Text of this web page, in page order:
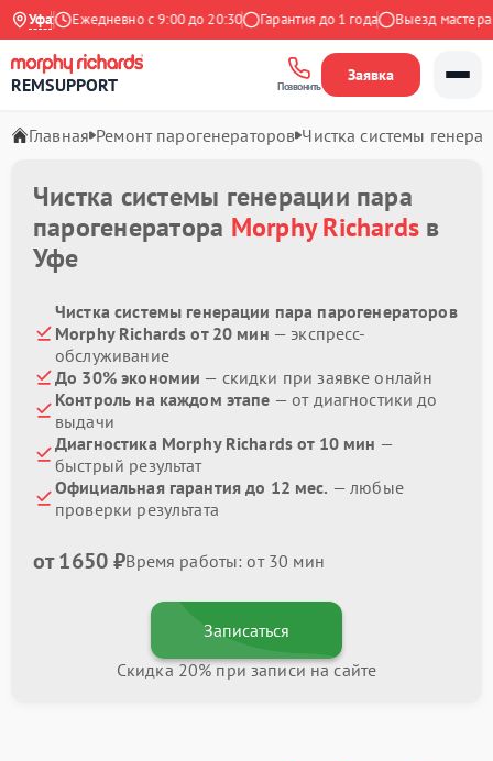
УфаЕжедневно с 9:00 до 20:30 Гарантия до 1 года Выезд мастера
REMSUPPORT Позвонить
Заявка
Главная Ремонт парогенераторов Чистка системы
Чистка системы генерации пара
парогенератора Morphy Richards в
Уфе
Чистка системы генерации пара парогенераторов
Morphy Richards от 20 мин — экспресс-
обслуживание
До 30% экономии — скидки при заявке онлайн
Контроль на каждом этапе — от диагностики до
выдачи
Диагностика Morphy Richards от 10 мин —
быстрый результат
Официальная гарантия до 12 мес. — любые
проверки результата
от 1650 ₽Время работы: от 30 мин
Записаться
Скидка 20% при записи на сайте